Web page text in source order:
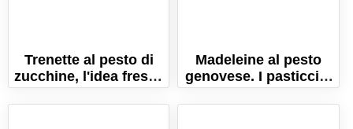
Trenette al pesto di
zucchine, l'idea fresca
per l'estate!
Madeleine al pesto
genovese. I pasticcini
salati perfetti per
l'aperitivo!